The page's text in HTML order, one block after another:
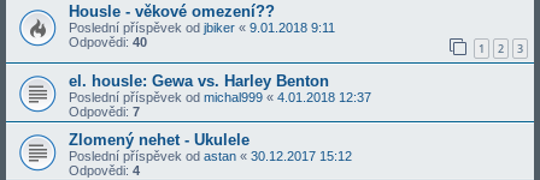
Housle - věkové omezení??
Poslední příspěvek od jbiker « 9.01.2018 9:11
Odpovědi: 40 1 2 3
el. housle: Gewa vs. Harley Benton
Poslední příspěvek od michal999 « 4.01.2018 12:37
Odpovědi: 7
Zlomený nehet - Ukulele
Poslední příspěvek od astan « 30.12.2017 15:12
Odpovědi: 4